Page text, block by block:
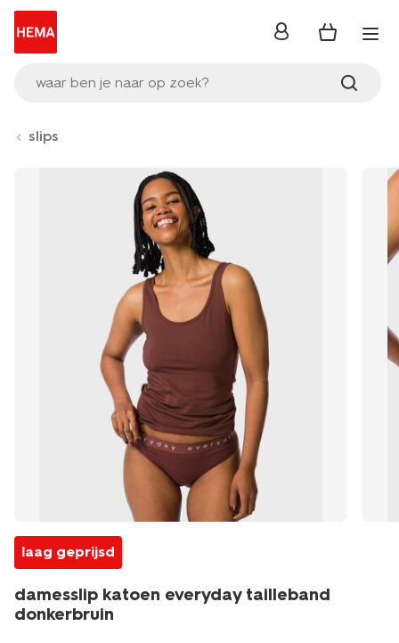
waar ben je naar op zoek?
inloggen
slips
laag geprijsd
damesslip katoen everyday tailleband
donkerbruin